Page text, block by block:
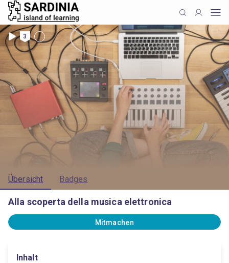
3
Übersicht Badges
Alla scoperta della musica elettronica
Mitmachen
Inhalt